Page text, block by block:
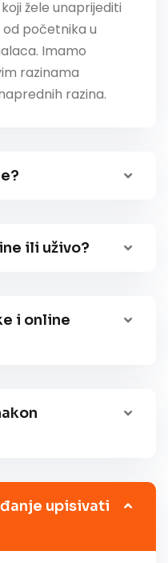
žele unaprijediti
početnika u
Imamo
razinama
razina.
ili uživo?
i online
upisivati